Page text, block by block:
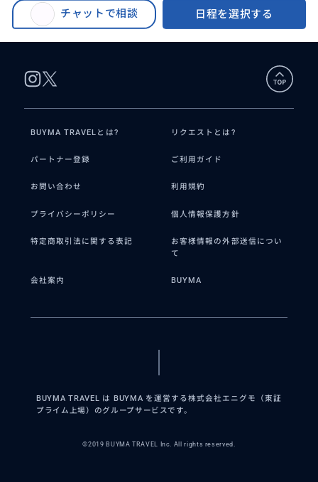
ガイド付きチャットで相談 日程を選択する
【現地在住日本人カメラマン】本当は教えたくないソウルのマル秘夜景スポ
ット〜映える夜景／撮影ガイド付き
BUYMA TRAVELとは? リクエストとは?
パートナー登録 ご利用ガイド
お問い合わせ 利用規約
プライバシーポリシー 個人情報保護方針
特定商取引法に関する表記
お客様情報の外部送信につい
て
会社案内 BUYMA
BUYMA TRAVEL は BUYMA を運営する株式会社エニグモ（東証
プライム上場）のグループサービスです。
©2019 BUYMA TRAVEL Inc. All rights reserved.